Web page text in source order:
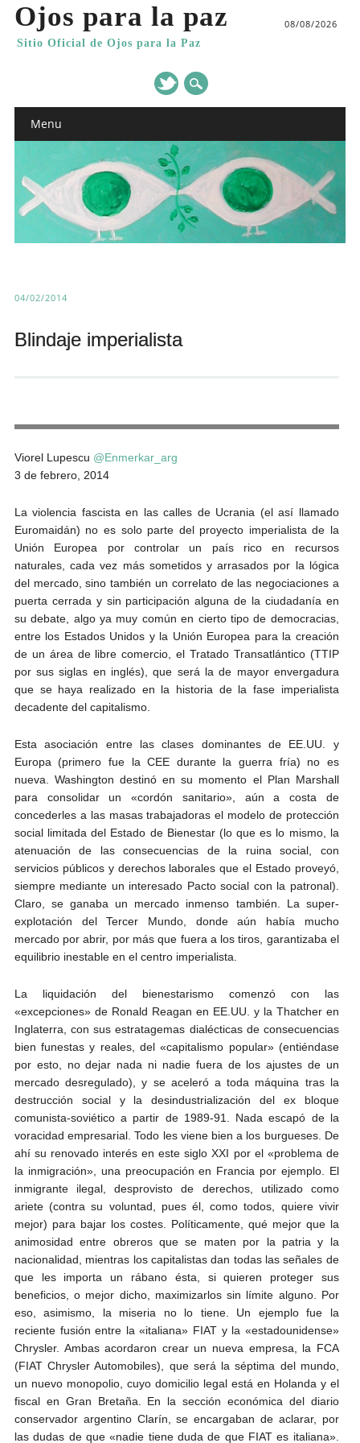
Ojos para la paz
Sitio Oficial de Ojos para la Paz
08/08/2026
Main menu
Menu
04/02/2014
Blindaje imperialista
Viorel Lupescu @Enmerkar_arg
3 de febrero, 2014
La violencia fascista en las calles de Ucrania (el así llamado
Euromaidán) no es solo parte del proyecto imperialista de la
Unión Europea por controlar un país rico en recursos
naturales, cada vez más sometidos y arrasados por la lógica
del mercado, sino también un correlato de las negociaciones a
puerta cerrada y sin participación alguna de la ciudadanía en
su debate, algo ya muy común en cierto tipo de democracias,
entre los Estados Unidos y la Unión Europea para la creación
de un área de libre comercio, el Tratado Transatlántico (TTIP
por sus siglas en inglés), que será la de mayor envergadura
que se haya realizado en la historia de la fase imperialista
decadente del capitalismo.
Esta asociación entre las clases dominantes de EE.UU. y
Europa (primero fue la CEE durante la guerra fría) no es
nueva. Washington destinó en su momento el Plan Marshall
para consolidar un «cordón sanitario», aún a costa de
concederles a las masas trabajadoras el modelo de protección
social limitada del Estado de Bienestar (lo que es lo mismo, la
atenuación de las consecuencias de la ruina social, con
servicios públicos y derechos laborales que el Estado proveyó,
siempre mediante un interesado Pacto social con la patronal).
Claro, se ganaba un mercado inmenso también. La super-
explotación del Tercer Mundo, donde aún había mucho
mercado por abrir, por más que fuera a los tiros, garantizaba el
equilibrio inestable en el centro imperialista.
La liquidación del bienestarismo comenzó con las
«excepciones» de Ronald Reagan en EE.UU. y la Thatcher en
Inglaterra, con sus estratagemas dialécticas de consecuencias
bien funestas y reales, del «capitalismo popular» (entiéndase
por esto, no dejar nada ni nadie fuera de los ajustes de un
mercado desregulado), y se aceleró a toda máquina tras la
destrucción social y la desindustrialización del ex bloque
comunista-soviético a partir de 1989-91. Nada escapó de la
voracidad empresarial. Todo les viene bien a los burgueses. De
ahí su renovado interés en este siglo XXI por el «problema de
la inmigración», una preocupación en Francia por ejemplo. El
inmigrante ilegal, desprovisto de derechos, utilizado como
ariete (contra su voluntad, pues él, como todos, quiere vivir
mejor) para bajar los costes. Políticamente, qué mejor que la
animosidad entre obreros que se maten por la patria y la
nacionalidad, mientras los capitalistas dan todas las señales de
que les importa un rábano ésta, si quieren proteger sus
beneficios, o mejor dicho, maximizarlos sin límite alguno. Por
eso, asimismo, la miseria no lo tiene. Un ejemplo fue la
reciente fusión entre la «italiana» FIAT y la «estadounidense»
Chrysler. Ambas acordaron crear un nueva empresa, la FCA
(FIAT Chrysler Automobiles), que será la séptima del mundo,
un nuevo monopolio, cuyo domicilio legal está en Holanda y el
fiscal en Gran Bretaña. En la sección económica del diario
conservador argentino Clarín, se encargaban de aclarar, por
las dudas de que «nadie tiene duda de que FIAT es italiana».